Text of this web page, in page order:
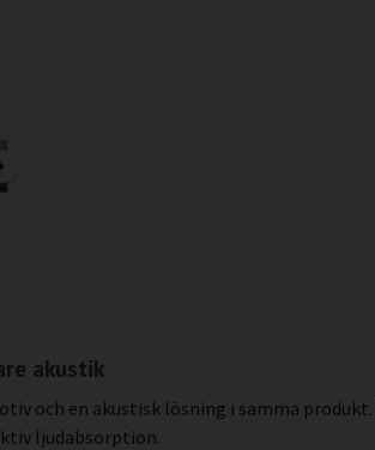
akustik
och en akustisk lösning i samma
ljudabsorption.